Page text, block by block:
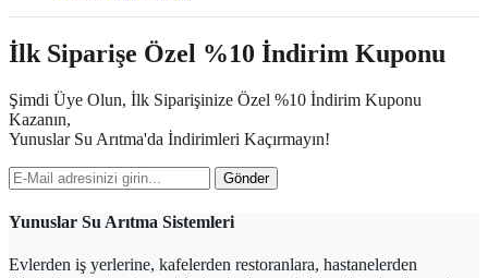
İlk Siparişe Özel %10 İndirim Kuponu
Şimdi Üye Olun, İlk Siparişinize Özel %10 İndirim Kuponu
Kazanın,
Yunuslar Su Arıtma'da İndirimleri Kaçırmayın!
Gönder
Yunuslar Su Arıtma Sistemleri
Evlerden iş yerlerine, kafelerden restoranlara, hastanelerden